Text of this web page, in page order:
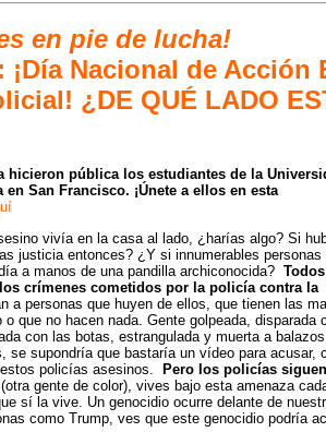
en pie de lucha!
¡Día Nacional de Acción
¿DE QUÉ LADO
hicieron pública los estudiantes de la
en San Francisco. ¡Únete a ellos en esta
vivía en la casa al lado, ¿harías algo? Si
justicia entonces? ¿Y si innumerables personas
a manos de una pandilla archiconocida?
crímenes cometidos por la policía contra la
a personas que huyen de ellos, que tienen las
que no hacen nada. Gente golpeada, disparada
con las botas, estrangulada y muerta a
se supondría que bastaría un vídeo para acusar,
policías asesinos. Pero los policías
gente de color), vives bajo esta amenaza
sí la vive. Un genocidio ocurre delante de
como Trump, ves que este genocidio podría